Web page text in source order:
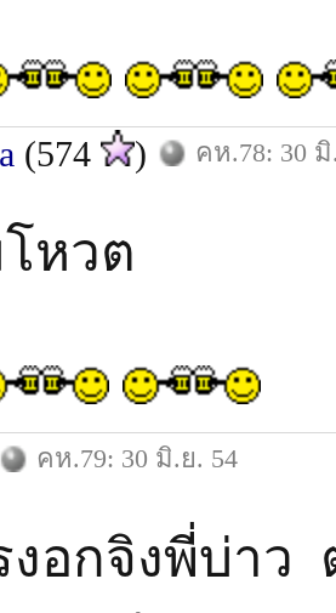
(574 ) คห.78: 30
หวต
คห.79: 30 มิ.ย. 54
งอกจิงพี่บ่าว